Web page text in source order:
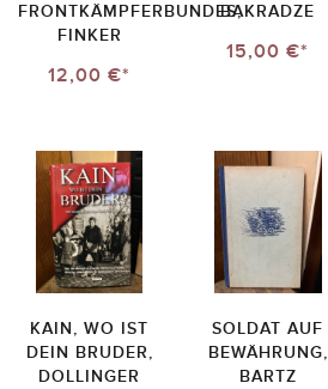
FRONTKÄMPFERBUNDES,
FINKER
12,00 €*
BAKRADZE
15,00 €*
KAIN, WO IST
DEIN BRUDER,
DOLLINGER
SOLDAT AUF
BEWÄHRUNG,
BARTZ